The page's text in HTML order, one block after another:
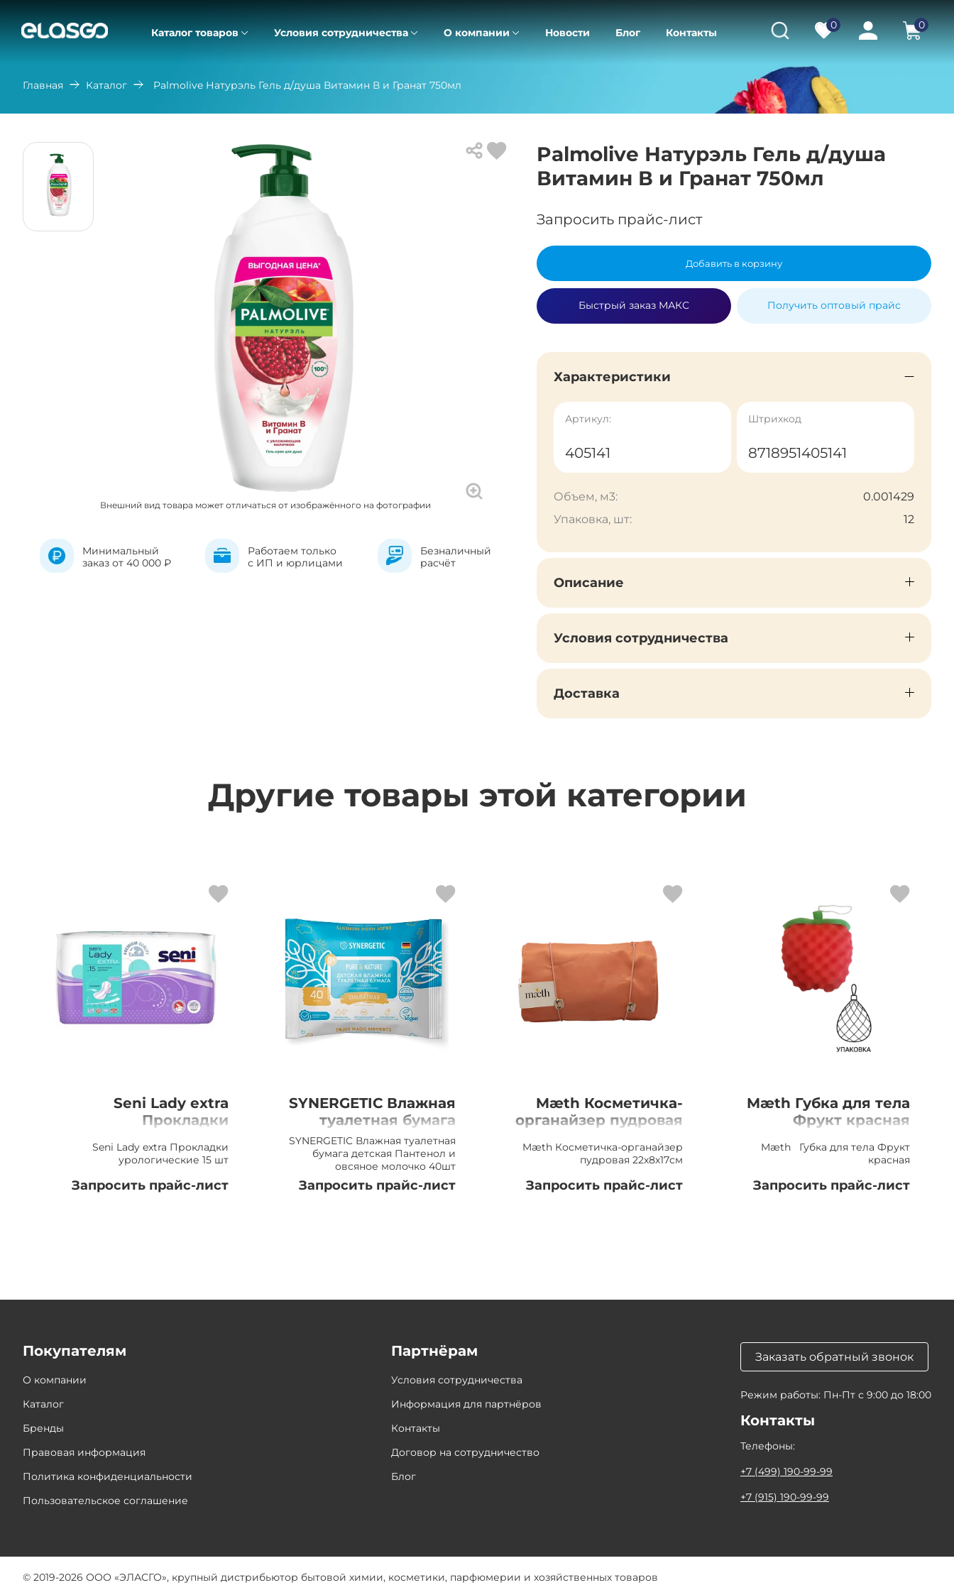
Каталог товаров Условия сотрудничества О компании Новости Блог Контакты
0 0
Главная Каталог Palmolive Натурэль Гель д/душа Витамин В и Гранат 750мл
Внешний вид товара может отличаться от изображённого на фотографии
Минимальный
заказ от 40 000 ₽
Работаем только
с ИП и юрлицами
Безналичный
расчёт
Palmolive Натурэль Гель д/душа
Витамин В и Гранат 750мл
Запросить прайс-лист
Добавить в корзину
Быстрый заказ МАКС Получить оптовый прайс
Характеристики
Артикул:
405141
Штрихкод
8718951405141
Объем, м3:
0.001429
Упаковка, шт:
12
Описание
Условия сотрудничества
Доставка
Другие товары этой категории
Seni Lady extra
Прокладки
Seni Lady extra Прокладки
урологические 15 шт
Запросить прайс-лист
SYNERGETIC Влажная
туалетная бумага
детская Пантенол и
овсяное молочко
40шт
SYNERGETIC Влажная туалетная
бумага детская Пантенол и
овсяное молочко 40шт
Запросить прайс-лист
Mæth Косметичка-
органайзер пудровая
Mæth Косметичка-органайзер
пудровая 22х8х17см
Запросить прайс-лист
Mæth Губка для тела
Фрукт красная
Mæth Губка для тела Фрукт
красная
Запросить прайс-лист
Покупателям
О компании
Каталог
Бренды
Правовая информация
Политика конфиденциальности
Пользовательское соглашение
Партнёрам
Условия сотрудничества
Информация для партнёров
Контакты
Договор на сотрудничество
Блог
Заказать обратный звонок
Режим работы: Пн-Пт с 9:00 до 18:00
Контакты
Телефоны:
+7 (499) 190-99-99
+7 (915) 190-99-99
© 2019-2026 ООО «ЭЛАСГО», крупный дистрибьютор бытовой химии, косметики, парфюмерии и хозяйственных товаров